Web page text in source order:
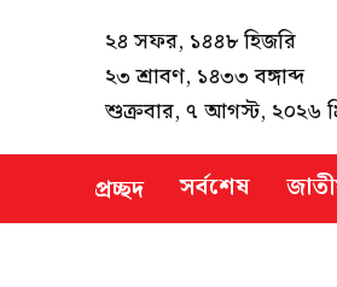
২৪ সফর, ১৪৪৮ হিজরি
২৩ শ্রাবণ, ১৪৩৩ বঙ্গাব্দ
শুক্রবার, ৭ আগস্ট, ২০২৬
প্রচ্ছদ সর্বশেষ